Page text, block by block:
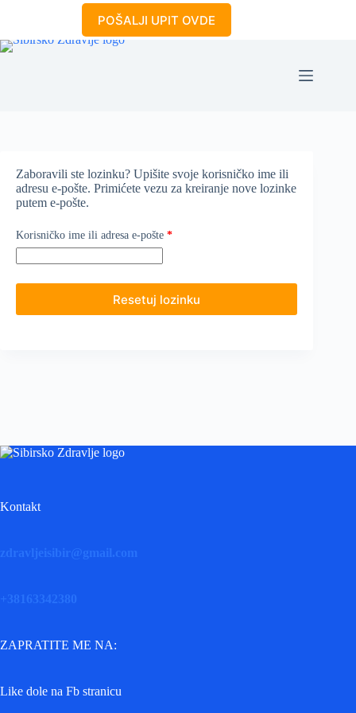
POŠALJI UPIT OVDE
Zaboravili ste lozinku? Upišite svoje korisničko ime ili
adresu e-pošte. Primićete vezu za kreiranje nove lozinke
putem e-pošte.
Korisničko ime ili adresa e-pošte *Obavezno
Resetuj lozinku
Kontakt
zdravljeisibir@gmail.com
+38163342380
ZAPRATITE ME NA:
Like dole na Fb stranicu